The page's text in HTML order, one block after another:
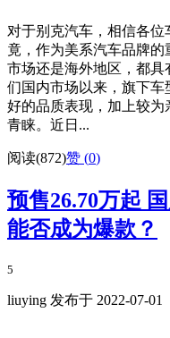
对于别克汽车，相信各
竟，作为美系汽车品牌
市场还是海外地区，都
们国内市场以来，旗下车
好的品质表现，加上较
青睐。近日...
阅读(872)赞 (0)
预售26.70万起
能否成为爆款？
5
liuying 发布于 2022-07-01